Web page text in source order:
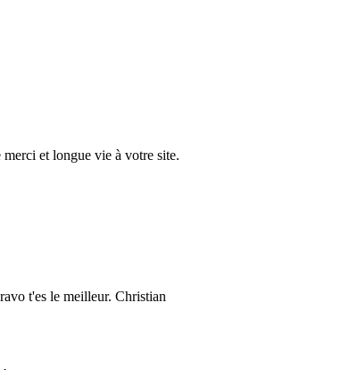
et longue vie à votre site.
t'es le meilleur. Christian